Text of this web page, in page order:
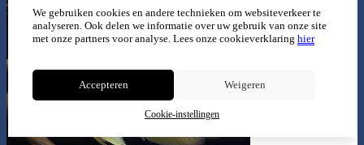
We gebruiken cookies en andere technieken om websiteverkeer te
analyseren. Ook delen we informatie over uw gebruik van onze site
met onze partners voor analyse. Lees onze cookieverklaring hier
Accepteren Weigeren
Cookie-instellingen